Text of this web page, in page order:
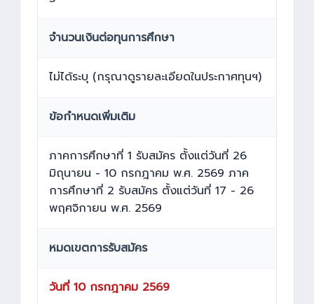
จำนวนเงินต่อทุนการศึกษา
ไม่ได้ระบุ (กรุณาดูรายละเอียดในประกาศทุนฯ)
ข้อกำหนดเพิ่มเติม
ภาคการศึกษาที่ 1 รับสมัคร ตั้งแต่วันที่ 26
มิถุนายน - 10 กรกฎาคม พ.ศ. 2569 ภาค
การศึกษาที่ 2 รับสมัคร ตั้งแต่วันที่ 17 - 26
พฤศจิกายน พ.ศ. 2569
หมดเขตการรับสมัคร
วันที่ 10 กรกฎาคม 2569